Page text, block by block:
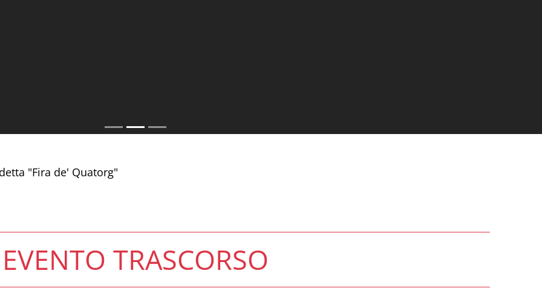
"Fira de' Quatorg"
EVENTO TRASCORSO